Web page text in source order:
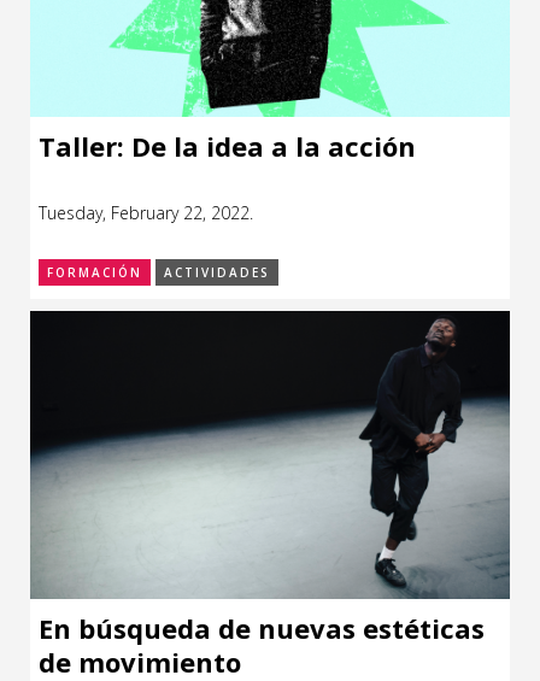
Taller: De la idea a la acción
Tuesday, February 22, 2022.
FORMACIÓN ACTIVIDADES
En búsqueda de nuevas estéticas
de movimiento